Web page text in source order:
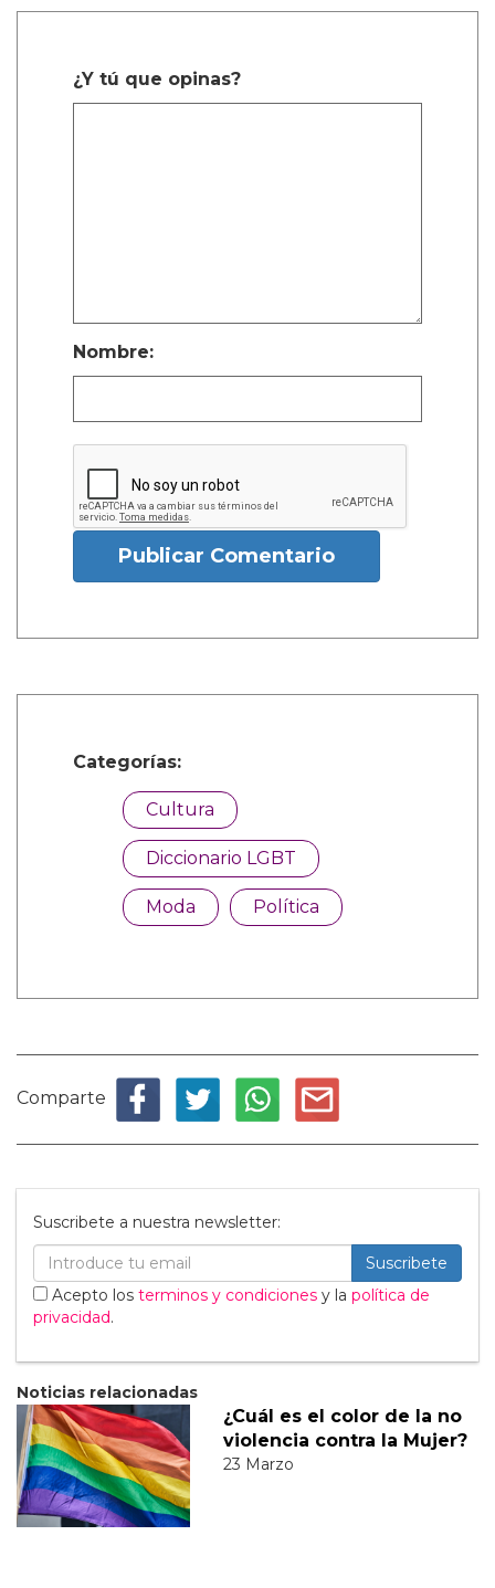
¿Y tú que opinas?
Nombre:
Publicar Comentario
Categorías:
Cultura
Diccionario LGBT
Moda Política
Comparte
Suscribete a nuestra newsletter:
Suscribete
Acepto los terminos y condiciones y la política de
privacidad.
Noticias relacionadas
¿Cuál es el color de la no
violencia contra la Mujer?
23 Marzo